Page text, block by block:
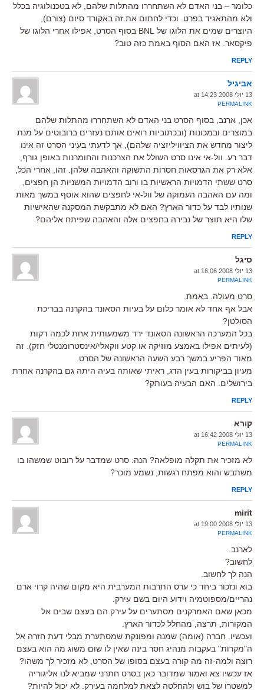
כלומר – בני האדם לא השתחררו מהתלות שלהם, לא בטכנולוגיה בכלל
ולא מהתאגיד בפרט. וכדי לחתום את זה באקורד סיום (צורם),
היוצרים שמים את הלוגו של BNL בסוף הסרט, אפילו אחרי הלוגו של
פיקסאר. אז האם הסוף באמת כזה טוב?
REPLY
אביגיל
13 יולי 2008 at 14:23
PERMALINK
אכן, ארנב, בסוף הסרט בני האדם לא השתחררו מהתלות שלהם
במוצרים ובמכונות (ובכתוביות רואים אותם נעזרים ברובוטים על מנת
ליצור מחדש את הציוויליזציה שלהם), אך לדעתי בעיני הסרט זה אינו
דבר רע. וול-אי אינו סרט השולל את הצרכנות והחומרנות באופן גורף,
אלא רק את הגרסאות חסרות התשוקה והאהבה שלהן. זהו, אחרי הכל,
סרט ששתי הדמויות הראשיות בו ורוב הדמויות המשניות הן חפצים,
ומה עם האהבה העמוקה של וול-אי לחפצים שהוא אוסף במשך מאות
שנותיו לבד על כדור הארץ? האם לא מתבקשת המסקנה שהאישיות
שלו היא תוצר של נבירה בחפצים אלה והאהבה שפיתח אליהם?
REPLY
סיגל
13 יולי 2008 at 16:06
PERMALINK
סרט מעולה. באמת.
אבל אף אחד לא אומר כלום על בעיות הסאונד בהקרנה בבריכת
הסולטן?
בכל המערכה הראשונה הסאונד ירד משמעותית אחת לכמה דקות
(לעיתים אפילו באמצע מוזיקה או קטע ווקאלי/אינסטרומנטלי חזק). זה
מאוד הפריע במשך רבע השעה הראשונה של הסרט.
מעיון בביקורות בעין הדג, ראיתי שאותה בעיה היתה גם בהקרנה אחרת
בירושלים. האם הבעיה בעותק?
REPLY
קורא
13 יולי 2008 at 16:42
PERMALINK
לא מזכיר את תקלה מופלאה? הנה: סרט שמדבר על רובוט שמשהו בו
משתבש והוא מפתח רגשות, נשמע מוכר?
REPLY
mirit
13 יולי 2008 at 19:00
PERMALINK
לארנב.
לחשוב?
הנה לך לחשוב.
בוא ונזכור ביחד כי ערס התרבות המערבית היא מקום שהיה קרוי ארם
נהריים/מספוטמיה וידוע היום בשם עירק.
מכאן שאם האמרקנים מסתערים על עירק הם בעצם שבים אל
המקורות, תרצה, מהחלל לכדור הארץ.
ועכשיו. חברה (אומה) שמנה ומפונקת שמסתערת מבלי דעת חזרה אל
ה"מקרות" בעקבות מנהיג חסר בינה שאין לו שום משוג מה הוא בעצם
רוצה ולמה-זה מה קורה בעצם בסופו של הסרט, לא מזכיר לך משהו?
אז עכשיו צא ואמור שמדובר כאן בסרט חתרני שמביא לנו אליגוריה
למשטרו של בוש ולהחלטה לצאת למלחמה בעירק. לא יכול להיות?